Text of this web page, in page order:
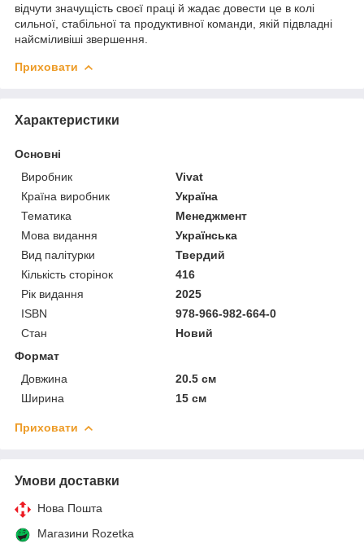
відчути значущість своєї праці й жадає довести це в колі
сильної, стабільної та продуктивної команди, якій підвладні
найсміливіші звершення.
Приховати
Характеристики
Основні
Виробник
Vivat
Країна виробник
Україна
Тематика
Менеджмент
Мова видання
Українська
Вид палітурки
Твердий
Кількість сторінок
416
Рік видання
2025
ISBN
978-966-982-664-0
Стан
Новий
Формат
Довжина
20.5 см
Ширина
15 см
Приховати
Умови доставки
Нова Пошта
Магазини Rozetka